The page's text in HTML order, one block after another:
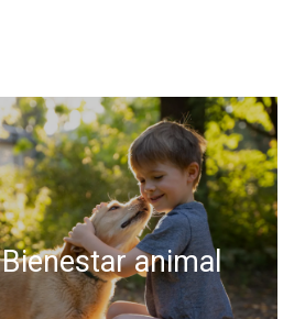
Bienestar animal